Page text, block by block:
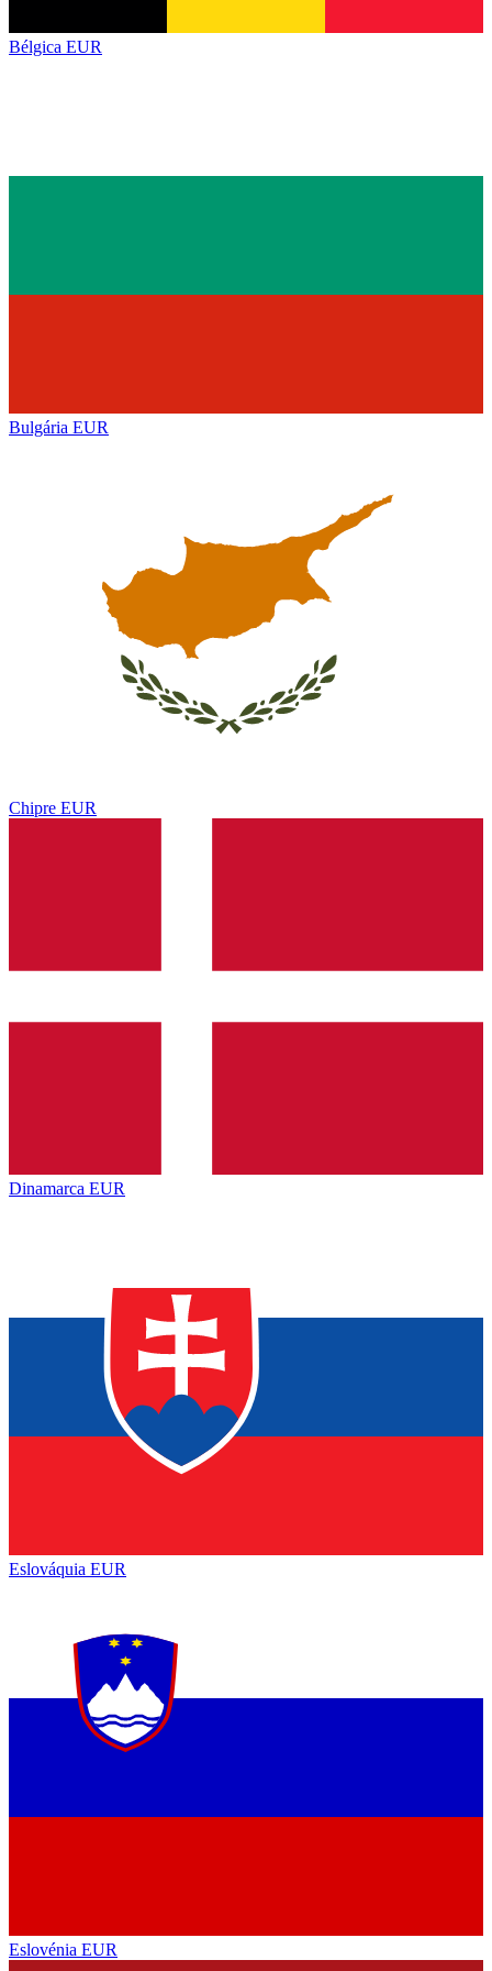
Bélgica EUR
Bulgária EUR
Chipre EUR
Dinamarca EUR
Eslováquia EUR
Eslovénia EUR